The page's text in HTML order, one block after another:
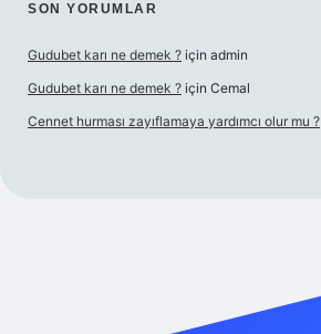
SON YORUMLAR
Gudubet karı ne demek ? için admin
Gudubet karı ne demek ? için Cemal
Cennet hurması zayıflamaya yardımcı olur mu ?